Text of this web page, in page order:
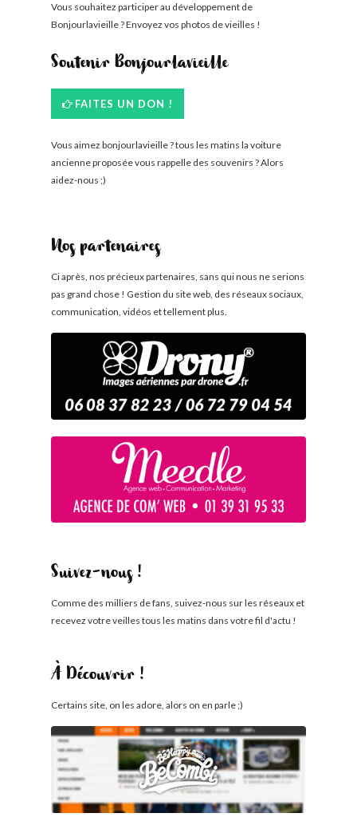
Vous souhaitez participer au développement de
Bonjourlavieille ? Envoyez vos photos de vieilles !
Soutenir Bonjourlavieille
FAITES UN DON !
Vous aimez bonjourlavieille ? tous les matins la voiture
ancienne proposée vous rappelle des souvenirs ? Alors
aidez-nous ;)
Nos partenaires
Ci après, nos précieux partenaires, sans qui nous ne serions
pas grand chose ! Gestion du site web, des réseaux sociaux,
communication, vidéos et tellement plus.
Suivez-nous !
Comme des milliers de fans, suivez-nous sur les réseaux et
recevez votre veilles tous les matins dans votre fil d'actu !
À Découvrir !
Certains site, on les adore, alors on en parle ;)